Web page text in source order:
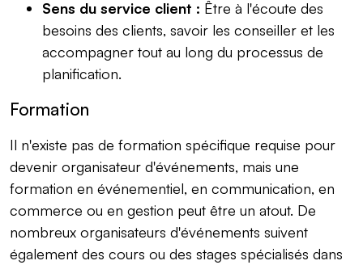
Sens du service client : Être à l'écoute des
besoins des clients, savoir les conseiller et les
accompagner tout au long du processus de
planification.
Formation
Il n'existe pas de formation spécifique requise pour
devenir organisateur d'événements, mais une
formation en événementiel, en communication, en
commerce ou en gestion peut être un atout. De
nombreux organisateurs d'événements suivent
également des cours ou des stages spécialisés dans